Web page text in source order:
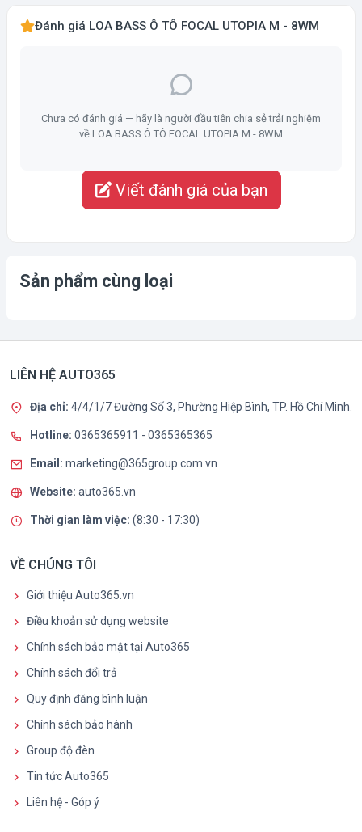
Đánh giá LOA BASS Ô TÔ FOCAL UTOPIA M - 8WM
Chưa có đánh giá — hãy là người đầu tiên chia sẻ trải nghiệm
về LOA BASS Ô TÔ FOCAL UTOPIA M - 8WM
Viết đánh giá của bạn
Sản phẩm cùng loại
LIÊN HỆ AUTO365
Địa chỉ: 4/4/1/7 Đường Số 3, Phường Hiệp Bình, TP. Hồ Chí Minh.
Hotline: 0365365911 - 0365365365
Email: marketing@365group.com.vn
Website: auto365.vn
Thời gian làm việc: (8:30 - 17:30)
VỀ CHÚNG TÔI
Giới thiệu Auto365.vn
Điều khoản sử dụng website
Chính sách bảo mật tại Auto365
Chính sách đổi trả
Quy định đăng bình luận
Chính sách bảo hành
Group độ đèn
Tin tức Auto365
Liên hệ - Góp ý